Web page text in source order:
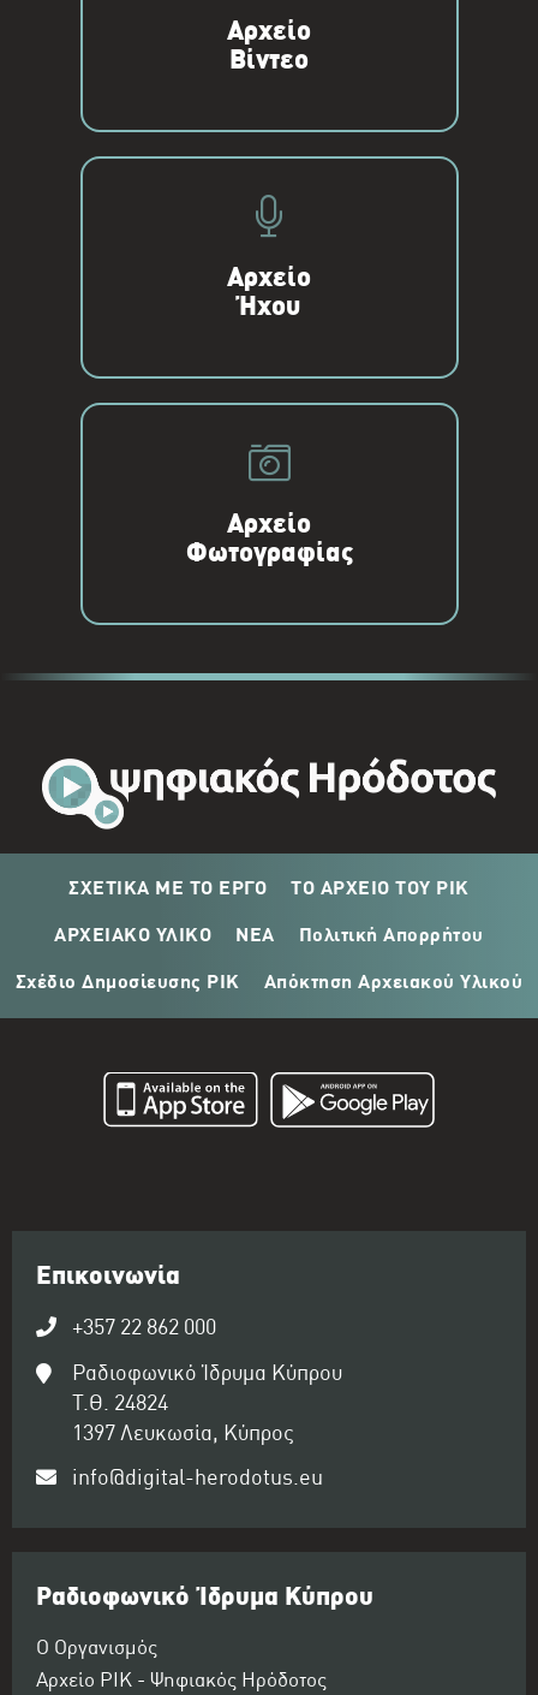
Αρχείο
Βίντεο
Αρχείο
Ήχου
Αρχείο
Φωτογραφίας
ΣΧΕΤΙΚΑ ΜΕ ΤΟ ΕΡΓΟ ΤΟ ΑΡΧΕΙΟ ΤΟΥ ΡΙΚ
ΑΡΧΕΙΑΚΟ ΥΛΙΚΟ ΝΕΑ Πολιτική Απορρήτου
Σχέδιο Δημοσίευσης ΡΙΚ Απόκτηση Αρχειακού Υλικού
Επικοινωνία
+357 22 862 000
Ραδιοφωνικό Ίδρυμα Κύπρου
Τ.Θ. 24824
1397 Λευκωσία, Κύπρος
info@digital-herodotus.eu
Ραδιοφωνικό Ίδρυμα Κύπρου
Ο Οργανισμός
Αρχείο ΡΙΚ - Ψηφιακός Ηρόδοτος